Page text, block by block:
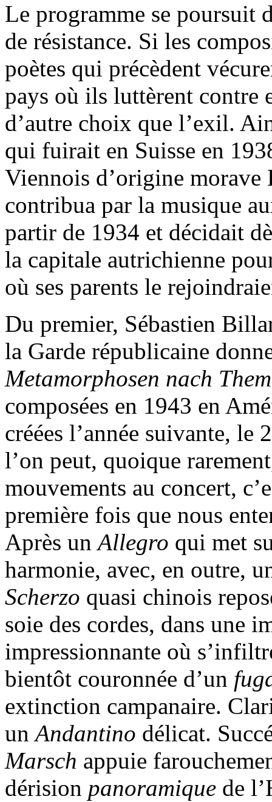
Le programme se poursuit
de résistance. Si les
poètes qui précèdent
pays où ils luttèrent contre
d’autre choix que l’exil.
qui fuirait en Suisse en
Viennois d’origine
contribua par la musique
partir de 1934 et décidait
la capitale autrichienne
où ses parents le
Du premier, Sébastien
la Garde républicaine
Metamorphosen nach
composées en 1943 en
créées l’année suivante,
l’on peut, quoique
mouvements au concert,
première fois que nous
Après unAllegro qui met
harmonie, avec, en outre,
Scherzo quasi chinois
soie des cordes, dans une
impressionnante où
bientôt couronnée d’un
extinction campanaire.
unAndantino délicat.
Marsch appuie
dérision panoramique de